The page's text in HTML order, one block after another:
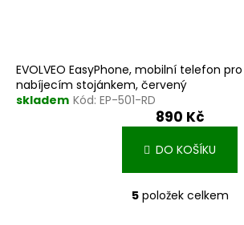
EVOLVEO EasyPhone, mobilní telefon
nabíjecím stojánkem, červený
skladem Kód: EP-501-RD
890 Kč
DO KOŠÍKU
O
5položek celkem